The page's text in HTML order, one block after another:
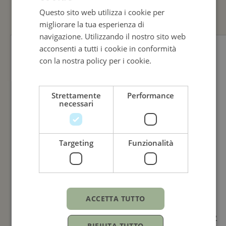
TUDOR
Questo sito web utilizza i cookie per
migliorare la tua esperienza di
navigazione. Utilizzando il nostro sito web
acconsenti a tutti i cookie in conformità
con la nostra policy per i cookie.
Strettamente
necessari
Performance
Targeting Funzionalità
ACCETTA TUTTO